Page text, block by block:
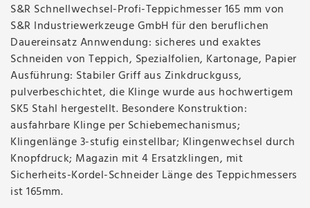
S&R Schnellwechsel-Profi-Teppichmesser 165 mm von
S&R Industriewerkzeuge GmbH für den beruflichen
Dauereinsatz Annwendung: sicheres und exaktes
Schneiden von Teppich, Spezialfolien, Kartonage, Papier
Ausführung: Stabiler Griff aus Zinkdruckguss,
pulverbeschichtet, die Klinge wurde aus hochwertigem
SK5 Stahl hergestellt. Besondere Konstruktion:
ausfahrbare Klinge per Schiebemechanismus;
Klingenlänge 3-stufig einstellbar; Klingenwechsel durch
Knopfdruck; Magazin mit 4 Ersatzklingen, mit
Sicherheits-Kordel-Schneider Länge des Teppichmessers
ist 165mm.